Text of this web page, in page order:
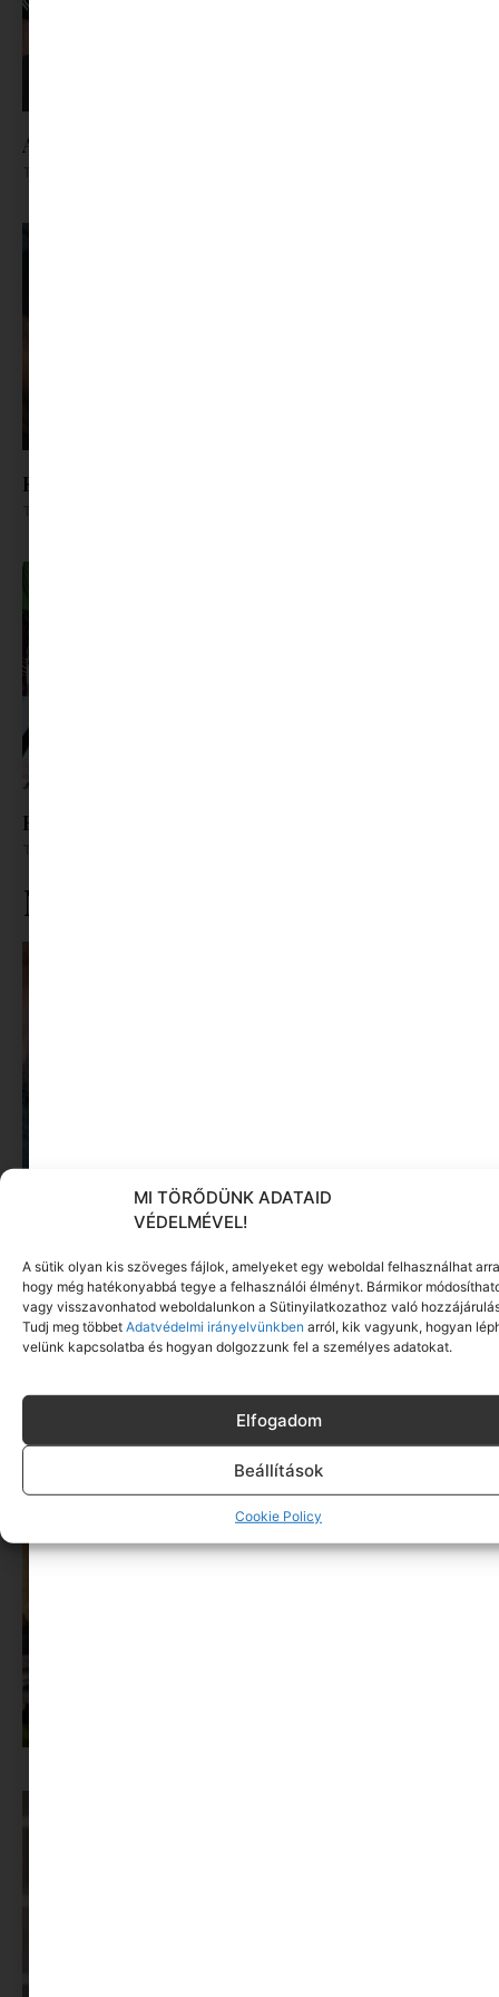
MI TÖRŐDÜNK ADATAID
VÉDELMÉVEL!
A sütik olyan kis szöveges fájlok, amelyeket egy weboldal felhasználhat
hogy még hatékonyabbá tegye a felhasználói élményt. Bármikor
vagy visszavonhatod weboldalunkon a Sütinyilatkozathoz való
Tudj meg többet Adatvédelmi irányelvünkben arról, kik vagyunk, hogyan
velünk kapcsolatba és hogyan dolgozzunk fel a személyes adatokat.
Elfogadom
Beállítások
Cookie Policy
A Nagy Sorozat Kvíz
Kávékvíz: Mennyire vagy kávémester?
Emily Párizsban kvíz
Ne maradj le rólunk
MINIMAG.HUTOVÁBBI CIKKEI